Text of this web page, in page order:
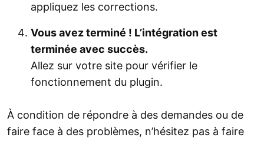
appliquez les corrections.
Vous avez terminé ! L’intégration est
terminée avec succès.
Allez sur votre site pour vérifier le
fonctionnement du plugin.
À condition de répondre à des demandes ou de
faire face à des problèmes, n’hésitez pas à faire